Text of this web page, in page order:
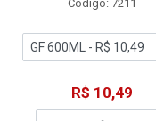
Código: 7211
R$ 10,49